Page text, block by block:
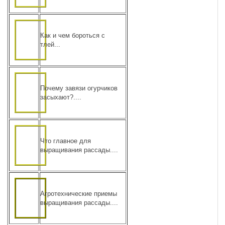
Как и чем бороться с
тлей...
Почему завязи огурчиков
засыхают?....
Что главное для
выращивания рассады....
Агротехнические приемы
выращивания рассады....